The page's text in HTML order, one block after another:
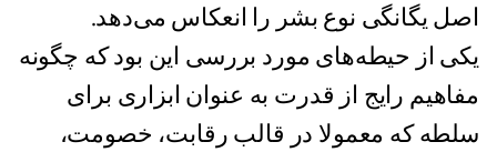
اصل یگانگی نوع بشر را انعکاس می‌دهد.
یکی از حیطه‌های مورد بررسی این بود که چگونه
مفاهیم رایج از قدرت به عنوان ابزاری برای
سلطه که معمولا در قالب رقابت، خصومت،